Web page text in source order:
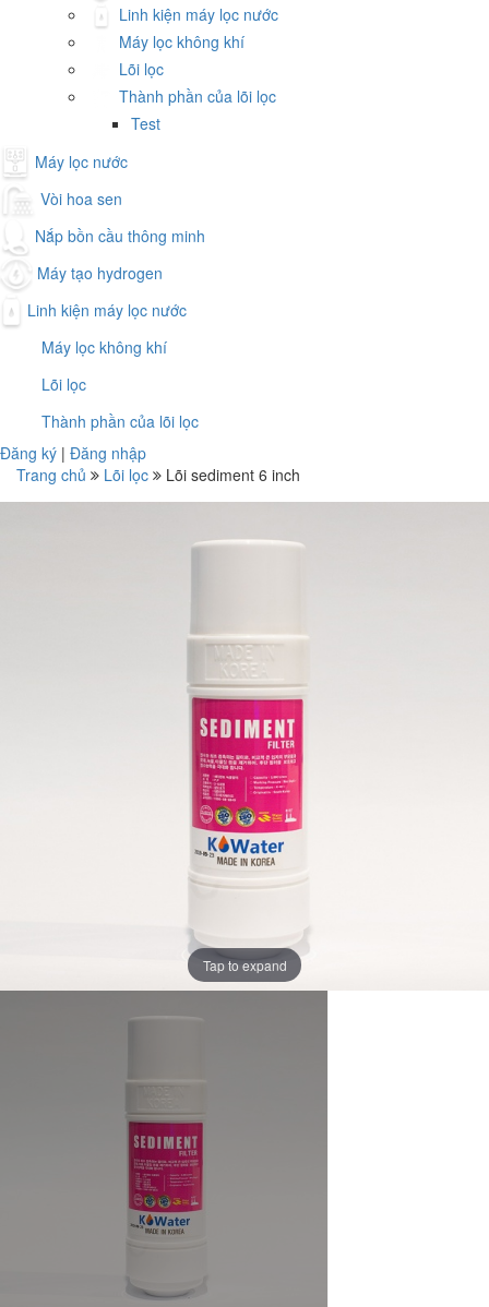
Linh kiện máy lọc nước
Máy lọc không khí
Lõi lọc
Thành phần của lõi lọc
Test
Máy lọc nước
Vòi hoa sen
Nắp bồn cầu thông minh
Máy tạo hydrogen
Linh kiện máy lọc nước
Máy lọc không khí
Lõi lọc
Thành phần của lõi lọc
Đăng ký | Đăng nhập
Trang chủ
Lõi lọc Lõi sediment 6 inch
Tap to expand